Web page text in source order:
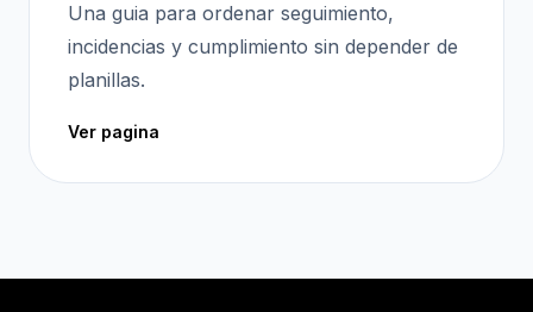
Una guia para ordenar seguimiento,
incidencias y cumplimiento sin depender de
planillas.
Ver pagina